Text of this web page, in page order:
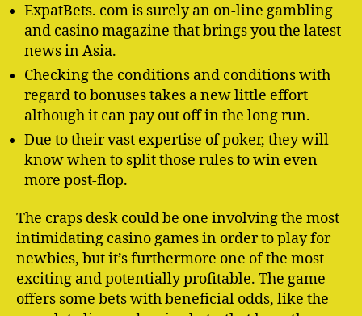
ExpatBets. com is surely an on-line gambling
and casino magazine that brings you the latest
news in Asia.
Checking the conditions and conditions with
regard to bonuses takes a new little effort
although it can pay out off in the long run.
Due to their vast expertise of poker, they will
know when to split those rules to win even
more post-flop.
The craps desk could be one involving the most
intimidating casino games in order to play for
newbies, but it’s furthermore one of the most
exciting and potentially profitable. The game
offers some bets with beneficial odds, like the